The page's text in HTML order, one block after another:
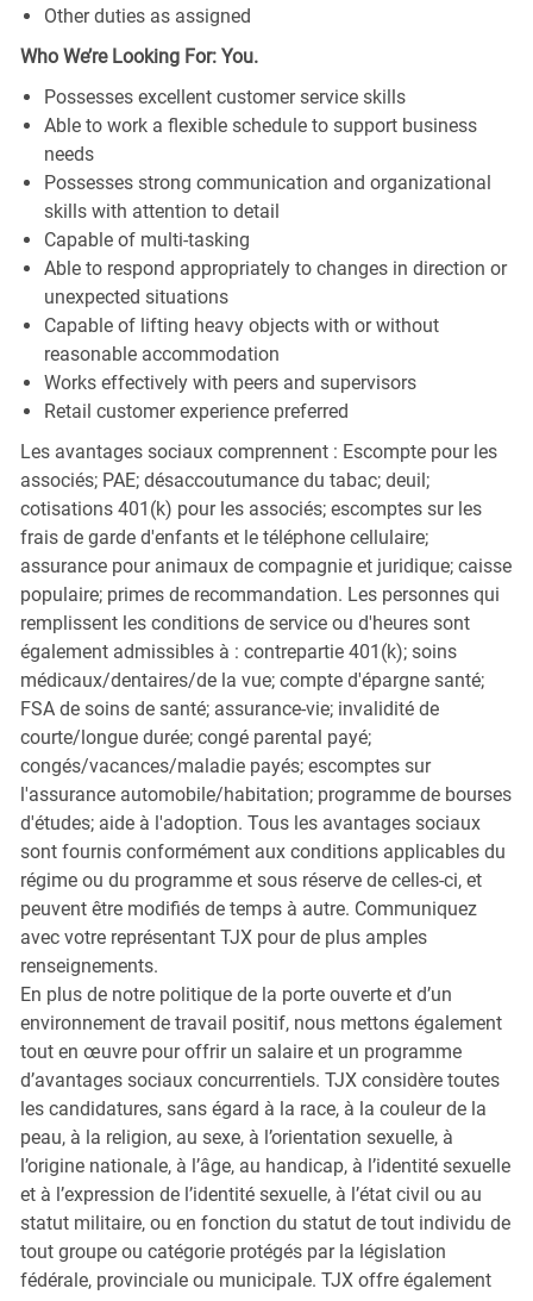
Other duties as assigned
Who We’re Looking For: You.
Possesses excellent customer service skills
Able to work a flexible schedule to support business
needs
Possesses strong communication and organizational
skills with attention to detail
Capable of multi-tasking
Able to respond appropriately to changes in direction or
unexpected situations
Capable of lifting heavy objects with or without
reasonable accommodation
Works effectively with peers and supervisors
Retail customer experience preferred
Les avantages sociaux comprennent : Escompte pour les
associés; PAE; désaccoutumance du tabac; deuil;
cotisations 401(k) pour les associés; escomptes sur les
frais de garde d'enfants et le téléphone cellulaire;
assurance pour animaux de compagnie et juridique; caisse
populaire; primes de recommandation. Les personnes qui
remplissent les conditions de service ou d'heures sont
également admissibles à : contrepartie 401(k); soins
médicaux/dentaires/de la vue; compte d'épargne santé;
FSA de soins de santé; assurance-vie; invalidité de
courte/longue durée; congé parental payé;
congés/vacances/maladie payés; escomptes sur
l'assurance automobile/habitation; programme de bourses
d'études; aide à l'adoption. Tous les avantages sociaux
sont fournis conformément aux conditions applicables du
régime ou du programme et sous réserve de celles-ci, et
peuvent être modifiés de temps à autre. Communiquez
avec votre représentant TJX pour de plus amples
renseignements.
En plus de notre politique de la porte ouverte et d’un
environnement de travail positif, nous mettons également
tout en œuvre pour offrir un salaire et un programme
d’avantages sociaux concurrentiels. TJX considère toutes
les candidatures, sans égard à la race, à la couleur de la
peau, à la religion, au sexe, à l’orientation sexuelle, à
l’origine nationale, à l’âge, au handicap, à l’identité sexuelle
et à l’expression de l’identité sexuelle, à l’état civil ou au
statut militaire, ou en fonction du statut de tout individu de
tout groupe ou catégorie protégés par la législation
fédérale, provinciale ou municipale. TJX offre également